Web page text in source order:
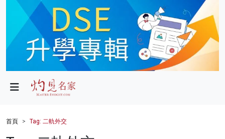
政局
財經
首頁 Tag: 二軌外交